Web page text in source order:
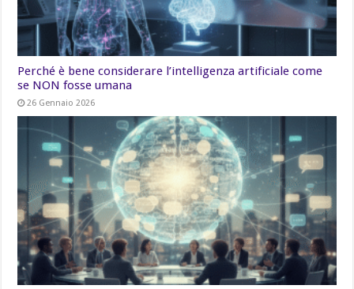
Perché è bene considerare l’intelligenza artificiale come
se NON fosse umana
26 Gennaio 2026